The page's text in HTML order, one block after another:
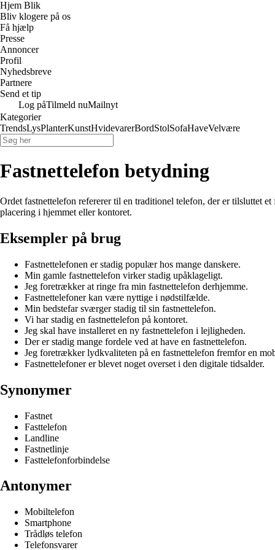
Hjem Blik
Bliv klogere på os
Få hjælp
Presse
Annoncer
Profil
Nyhedsbreve
Partnere
Send et tip
Log påTilmeld nuMailnyt
Kategorier
TrendsLysPlanterKunstHvidevarerBordStolSofaHaveVelvære
Fastnettelefon betydning
Ordet fastnettelefon refererer til en traditionel telefon, der er tilsluttet
placering i hjemmet eller kontoret.
Eksempler på brug
Fastnettelefonen er stadig populær hos mange danskere.
Min gamle fastnettelefon virker stadig upåklageligt.
Jeg foretrækker at ringe fra min fastnettelefon derhjemme.
Fastnettelefoner kan være nyttige i nødstilfælde.
Min bedstefar sværger stadig til sin fastnettelefon.
Vi har stadig en fastnettelefon på kontoret.
Jeg skal have installeret en ny fastnettelefon i lejligheden.
Der er stadig mange fordele ved at have en fastnettelefon.
Jeg foretrækker lydkvaliteten på en fastnettelefon fremfor en
Fastnettelefoner er blevet noget overset i den digitale tidsalder.
Synonymer
Fastnet
Fasttelefon
Landline
Fastnetlinje
Fasttelefonforbindelse
Antonymer
Mobiltelefon
Smartphone
Trådløs telefon
Telefonsvarer